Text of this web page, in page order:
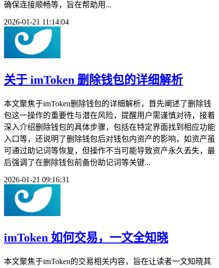
确保连接顺畅等，旨在帮助用...
2026-01-21 11:14:04
关于 imToken 删除钱包的详细解析
本文聚焦于imToken删除钱包的详细解析，首先阐述了删除钱
包这一操作的重要性与潜在风险，提醒用户需谨慎对待，接着
深入介绍删除钱包的具体步骤，包括在特定界面找到相应功能
入口等，还说明了删除钱包后对钱包内资产的影响，如资产虽
可通过助记词等恢复，但操作不当可能导致资产永久丢失，最
后强调了在删除钱包前备份助记词等关键...
2026-01-21 09:16:31
imToken 如何交易，一文全知晓
本文聚焦于imToken的交易相关内容，旨在让读者一文知晓其